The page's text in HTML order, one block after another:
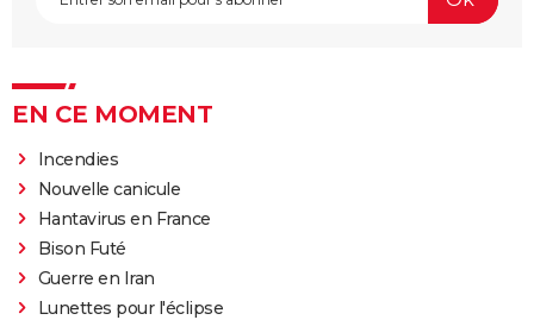
EN CE MOMENT
Incendies
Nouvelle canicule
Hantavirus en France
Bison Futé
Guerre en Iran
Lunettes pour l'éclipse